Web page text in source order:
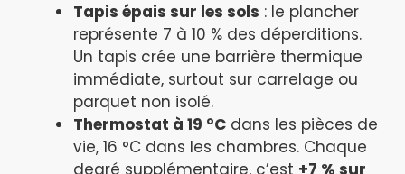
Tapis épais sur les sols : le plancher
représente 7 à 10 % des déperditions.
Un tapis crée une barrière thermique
immédiate, surtout sur carrelage ou
parquet non isolé.
Thermostat à 19 °C dans les pièces de
vie, 16 °C dans les chambres. Chaque